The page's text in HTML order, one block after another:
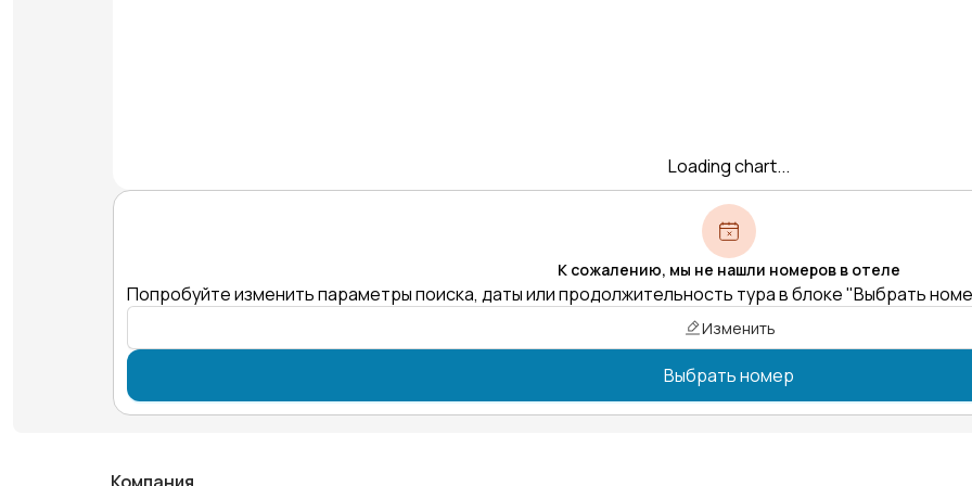
Loading chart...
К сожалению, мы не нашли номеров в отеле
Попробуйте изменить параметры поиска, даты или продолжительность тура в блоке "Выбрать
Изменить
Выбрать номер